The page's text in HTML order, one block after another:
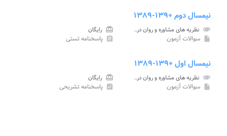
نیمسال دوم ۱۳۹۰-۱۳۸۹
attachment نظریه های مشاوره و روان درمانی ۱ پیام نور card_giftcard رایگان
insert_drive_file سوالات آزمون assignment پاسخنامه تستی
نیمسال اول ۱۳۹۰-۱۳۸۹
attachment نظریه های مشاوره و روان درمانی ۱ پیام نور card_giftcard رایگان
insert_drive_file سوالات آزمون assignment_turned_in پاسخنامه تشریحی